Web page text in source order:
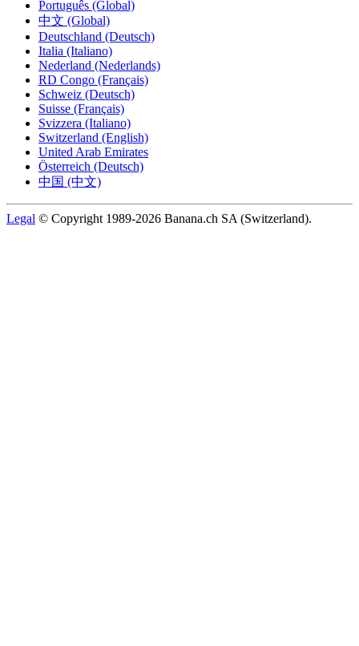
Português (Global)
中文 (Global)
Deutschland (Deutsch)
Italia (Italiano)
Nederland (Nederlands)
RD Congo (Français)
Schweiz (Deutsch)
Suisse (Français)
Svizzera (Italiano)
Switzerland (English)
United Arab Emirates
Österreich (Deutsch)
中国 (中文)
Legal © Copyright 1989-2026 Banana.ch SA (Switzerland).